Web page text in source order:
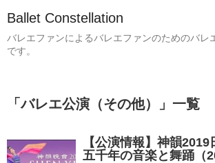
Ballet Constellation
バレエファンによるバレエファンのためのバレ
です。
「バレエ公演（その他） 」 一覧
【公演情報】神韻
五千年の音楽と舞踊（